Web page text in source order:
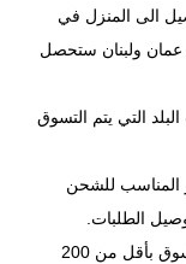
الى المنزل في
عمان ولبنان ستحصل
التي يتم التسوق
المناسب للشحن
الطلبات.
إذا كنت في عود ميلانو السعودية فيمكنك أن تتسوق بأقل من 200